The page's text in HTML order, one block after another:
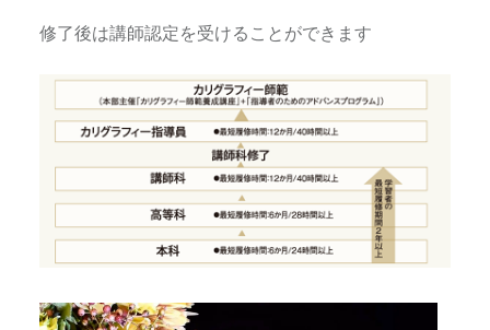
修了後は講師認定を受けることができます